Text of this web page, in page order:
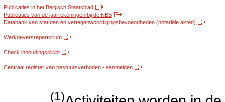
Publicaties in het Belgisch Staatsblad
Publicaties van de jaarrekeningen bij de NBB
Databank van statuten en vertegenwoordigingsbevoegdheden (notariële akten)
Werkgeversrepertorium
Check inhoudingsplicht
Centraal register van bestuursverboden - aanmelden
(1)